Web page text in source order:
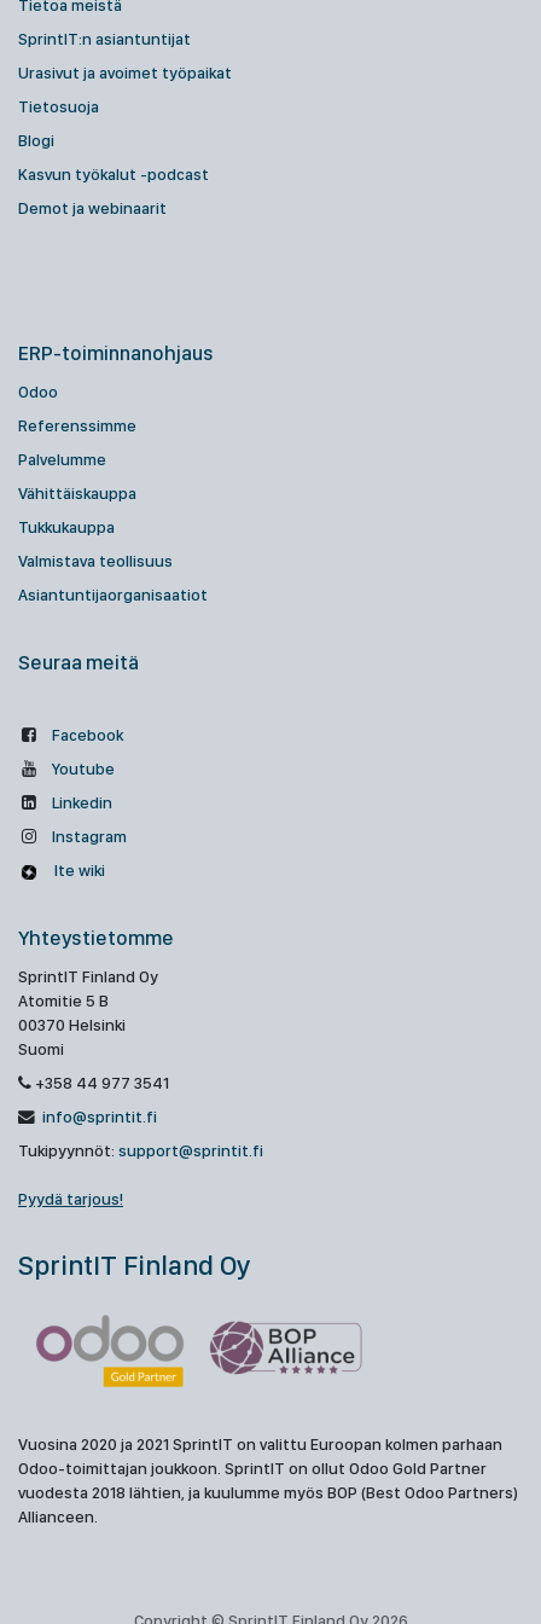
Tietoa meistä
SprintIT:n asiantuntijat
Urasivut ja avoimet työpaikat
Tietosuoja
Blogi
Kasvun työkalut -podcast
Demot ja webinaarit
ERP-toiminnanohjaus
Odoo
Referenssimme
Palvelumme
Vähittäiskauppa
Tukkukauppa
Valmistava teollisuus
Asiantuntijaorganisaatiot
Seuraa meitä
Facebook
Youtube
Linkedin
Instagram
Ite wiki
Yhteystietomme
SprintIT Finland Oy
Atomitie 5 B
00370 Helsinki
Suomi
+358 44 977 3541
info@sprintit.fi
Tukipyynnöt: support@sprintit.fi
Pyydä tarjous!
SprintIT Finland Oy
Vuosina 2020 ja 2021 SprintIT on valittu Euroopan kolmen parhaan
Odoo-toimittajan joukkoon. SprintIT on ollut Odoo Gold Partner
vuodesta 2018 lähtien, ja kuulumme myös BOP (Best Odoo Partners)
Allianceen.
Copyright © SprintIT Finland Oy 2026